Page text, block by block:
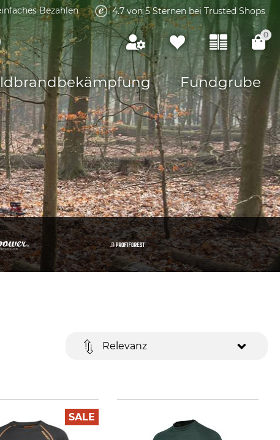
Bezahlen 4.7 von 5 Sternen bei Trusted Shops
0
Fundgrube
Relevanz
SALE